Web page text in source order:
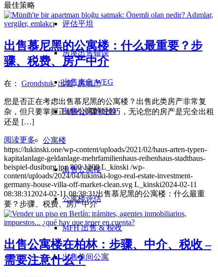
评估平坦
房屋出售错误
出售来自 WEG
出售公寓的经验
公寓楼
出售公寓楼
公寓楼评估
MFH 出售 & 税收
出售单间公寓
最佳策略
出售慕尼黑的公寓楼：什么最重要？步
骤、税费、房产中介
在： Grondstuk,出售,房地产
您是否正在考虑出售慕尼黑的公寓楼？出售此类房产非常复
杂，但只要掌握正确的步骤和技巧，无论您的房产是完全出租
还是 […]
阅读更多
https://lukinski.one/wp-content/uploads/2021/02/haus-arten-typen-
kapitalanlage-geldanlage-mehrfamilienhaus-reihenhaus-stadthaus-
beispiel-dusiburg.jpg 800 1200 L_kinski /wp-
content/uploads/2024/04/lukinski-logo-real-estate-investment-
germany-house-villa-off-market-clean.svg L_kinski2024-02-11
08:38:31 2024-02-11 08:38:31出售慕尼黑的公寓楼：什么最重
要？步骤、税费、房产中介
出售公寓楼在柏林：步骤、中介、税收 –
需要注意什么？